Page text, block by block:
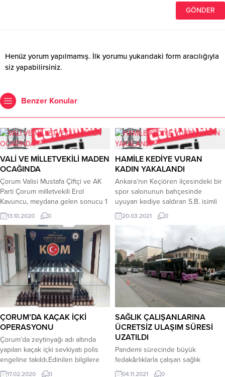
Henüz yorum yapılmamış. İlk yorumu yukarıdaki form aracılığıyla
siz yapabilirsiniz.
Benzer Konular
VALİ VE MİLLETVEKİLİ MADEN
OCAĞINDA
Çorum Valisi Mustafa Çiftçi ve AK
Parti Çorum milletvekili Erol
Kavuncu, meydana gelen sonucu 1
işçinin hayatını kaybettiği, 3 işçinin
yaralandığı maden ocağında
incelemelerde bulundu.Maden
ocağını inceleyen Çorum Valisi
Mustafa Çiftçi ve AK Parti Çorum
milletvekili Erol Kavuncu, olayla ilgili
yetkililerden bilgi aldı. İskilip
ilçesine bağlı bağlı olan Çomu
köyündeki...
13.10.2020 0
HAMİLE KEDİYE VURAN
KADIN YAKALANDI
Ankara’nın Keçiören ilçesindeki bir
spor salonunun bahçesinde
uyuyan kediye saldıran S.B. isimli
kadın polis ekipleri tarafından
yakalanarak gözaltına alındı.
bir spor salonunun bahçesinde
uyuyan hamile kediye durduk yere
tokat atıp elindeki çantasıyla vuran
S.B. isimli kadın Ankara İl Emniyet
Müdürlüğü Asayiş Şube Müdürlüğü
ekipleri tarafından yakalandı.
Asayiş...
20.03.2021 0
ÇORUM’DA KAÇAK İÇKİ
OPERASYONU
Çorum’da zeytinyağı adı altında
yapılan kaçak içki sevkiyatı polis
engeline takıldı.Edinilen bilgilere
göre, Kaçakçılık ve Organize
17.02.2020 0
SAĞLIK ÇALIŞANLARINA
ÜCRETSİZ ULAŞIM SÜRESİ
UZATILDI
Pandemi sürecinde büyük
fedakârlıklarla çalışan sağlık
çalışanlarının toplu taşıma
04.11.2021 0